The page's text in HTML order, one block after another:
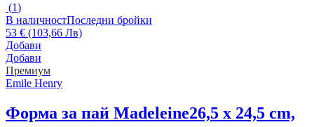
(1)
В наличностПоследни бройки
53 € (103,66 Лв)
Добави
Добави
Премиум
Emile Henry
Форма за пай Madeleine26,5 x 24,5 cm,